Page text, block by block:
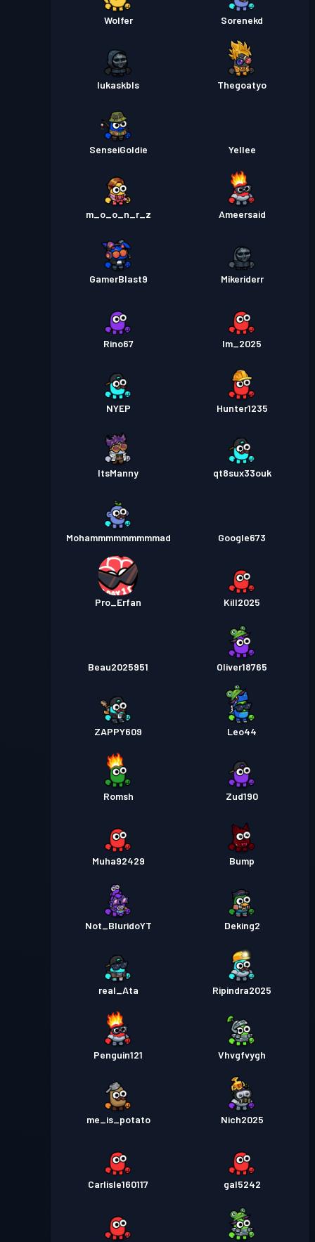
Wolfer Sorenekd
lukaskbls Thegoatyo
SenseiGoldie Yellee
m_o_o_n_r_z Ameersaid
GamerBlast9 Mikeriderr
Rino67 Im_2025
NYEP Hunter1235
ItsManny qt8sux33ouk
Mohammmmmmmmmad Google673
Pro_Erfan Kill2025
Beau2025951 Oliver18765
ZAPPY609 Leo44
Romsh Zud190
Muha92429 Bump
Not_BluridoYT Deking2
real_Ata Ripindra2025
Penguin121 Vhvgfvygh
me_is_potato Nich2025
Carlisle160117 gal5242